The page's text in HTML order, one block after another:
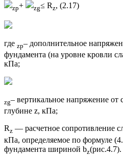
zp+ zg≤ Rz, (2.17)
где zp– дополнительное
фундамента (на уровне кровли
кПа;
zg– вертикальное напряжение от
глубине z, кПа;
Rz — расчетное сопротивление
кПа, определяемое по формуле
фундамента шириной bz(рис.4.7).